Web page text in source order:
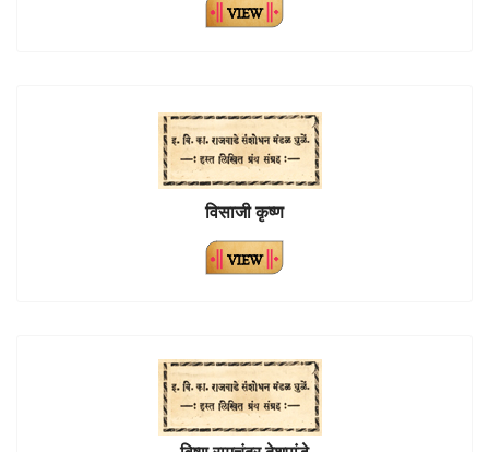
विसाजी कृष्ण